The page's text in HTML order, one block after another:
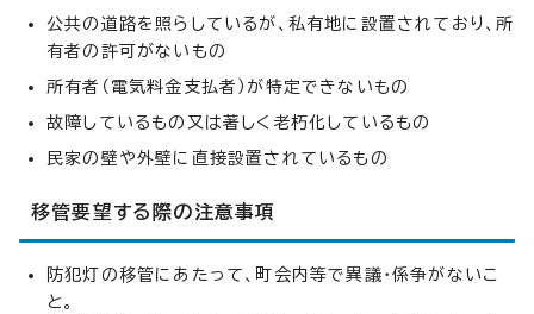
公共の道路を照らしているが、私有地に設置されており、所
有者の許可がないもの
所有者（電気料金支払者）が特定できないもの
故障しているもの又は著しく老朽化しているもの
民家の壁や外壁に直接設置されているもの
移管要望する際の注意事項
防犯灯の移管にあたって、町会内等で異議・係争がないこ
と。